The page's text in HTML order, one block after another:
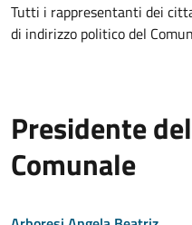
Tutti i rappresentanti dei
di indirizzo politico del
Presidente
Comunale